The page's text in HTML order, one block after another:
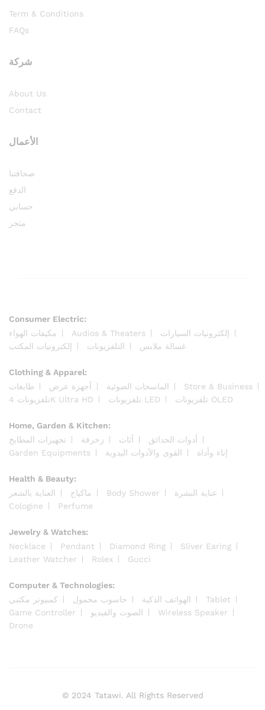
Term & Conditions
FAQs
شركة
About Us
Contact
الأعمال
صحافتنا
الدفع
حسابي
متجر
Consumer Electric:
مكيفات الهواء
Audios & Theaters
إلكترونيات السيارات
إلكترونيات المكتب
التلفزيونات غسالة ملابس
Clothing & Apparel:
طابعات
أجهزة عرض الماسحات الضوئية
Store & Business
تلفزيونات 4K Ultra HD
تلفزيونات LED تلفزيونات OLED
Home, Garden & Kitchen:
تجهيزات المطابخ
زخرفة أثاث
أدوات الحدائق
Garden Equipments
القوى والأدوات اليدوية إناء وأداة
Health & Beauty:
العناية بالشعر
ماكياج Body Shower
عناية البشرة
Cologine
Perfume
Jewelry & Watches:
Necklace
Pendant Diamond Ring
Sliver Earing
Leather Watcher
Rolex Gucci
Computer & Technologies:
كمبيوتر مكتبي
حاسوب محمول الهواتف الذكية
Tablet
Game Controller
الصوت والفيديو
Wireless Speaker
Drone
© 2024 Tatawi. All Rights Reserved